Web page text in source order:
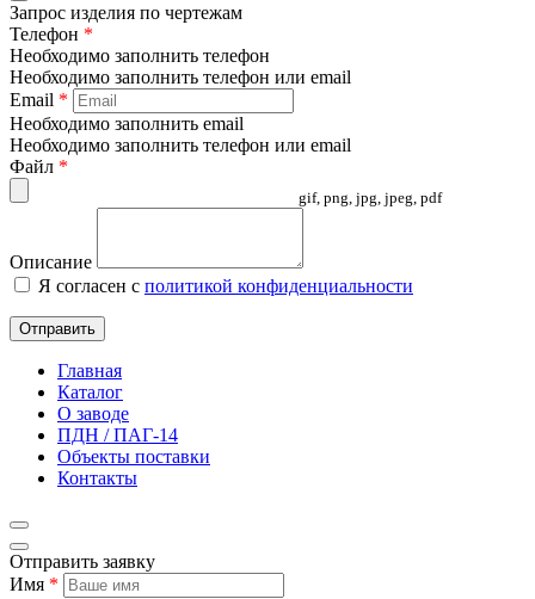
Запрос изделия по чертежам
Телефон *
Необходимо заполнить телефон
Необходимо заполнить телефон или email
Email *
Необходимо заполнить email
Необходимо заполнить телефон или email
Файл *
gif, png, jpg, jpeg, pdf
Описание
Я согласен с политикой конфиденциальности
Отправить
Главная
Каталог
О заводе
ПДН / ПАГ-14
Объекты поставки
Контакты
Отправить заявку
Имя *